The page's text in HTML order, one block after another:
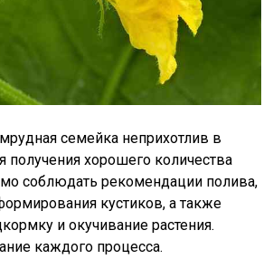
семейка неприхотлив в
получения хорошего количества
соблюдать рекомендации полива,
кустиков, а также
и окучивание растения.
каждого процесса.